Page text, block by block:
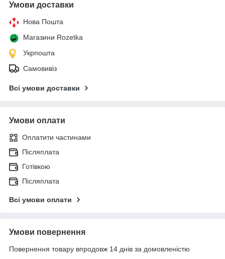
Умови доставки
Нова Пошта
Магазини Rozetka
Укрпошта
Самовивіз
Всі умови доставки
Умови оплати
Оплатити частинами
Післяплата
Готівкою
Післяплата
Всі умови оплати
Умови повернення
Повернення товару впродовж 14 днів за домовленістю